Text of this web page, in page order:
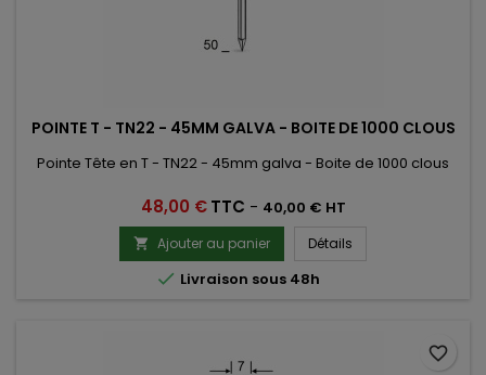
POINTE T - TN22 - 45MM GALVA - BOITE DE 1000 CLOUS
Pointe Tête en T - TN22 - 45mm galva - Boite de 1000 clous
Prix
48,00 € TTC - 40,00 € HT
 Ajouter au panier Détails
 Livraison sous 48h
favorite_border